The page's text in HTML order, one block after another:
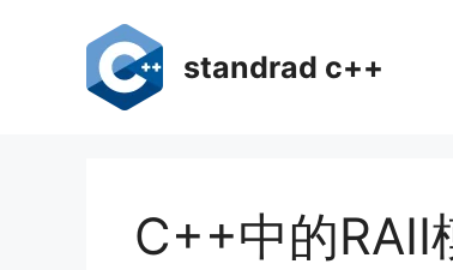
standrad c++
C++中的RAII